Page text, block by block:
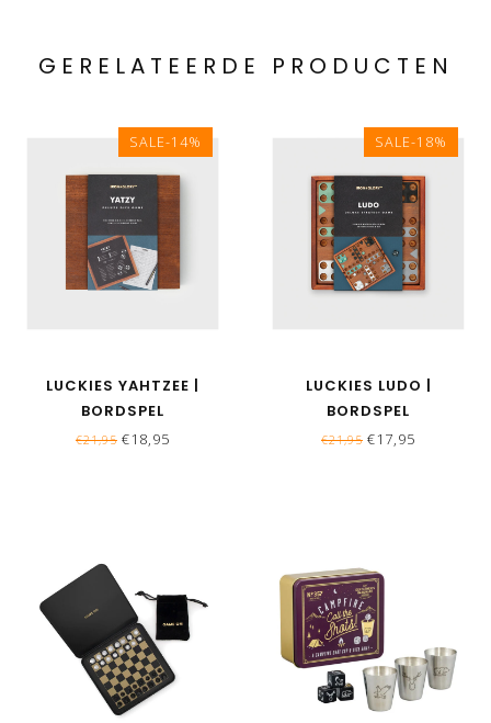
GERELATEERDE PRODUCTEN
SALE-14%
LUCKIES YAHTZEE |
BORDSPEL
€21,95 €18,95
SALE-18%
LUCKIES LUDO |
BORDSPEL
€21,95 €17,95